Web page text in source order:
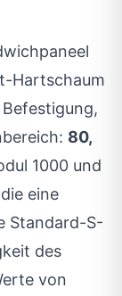
Hartschaum
80,
1000 und
eine
Standard-S-
des
von